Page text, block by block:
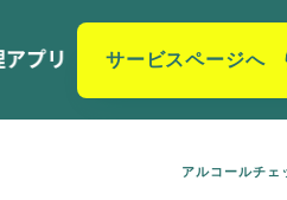
サービスページへ
アルコールチェ